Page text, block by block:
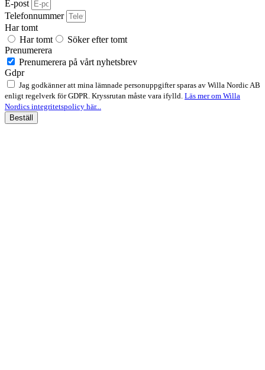
E-post
Telefonnummer
Har tomt
Har tomt
Söker efter tomt
Prenumerera
Prenumerera på vårt nyhetsbrev
Gdpr
Jag godkänner att mina lämnade personuppgifter sparas av Willa Nordic AB
enligt regelverk för GDPR. Kryssrutan måste vara ifylld. Läs mer om Willa
Nordics integritetspolicy här...
Beställ